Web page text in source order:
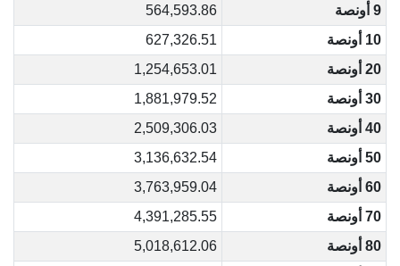
9 أونصة
564,593.86
10 أونصة
627,326.51
20 أونصة
1,254,653.01
30 أونصة
1,881,979.52
40 أونصة
2,509,306.03
50 أونصة
3,136,632.54
60 أونصة
3,763,959.04
70 أونصة
4,391,285.55
80 أونصة
5,018,612.06